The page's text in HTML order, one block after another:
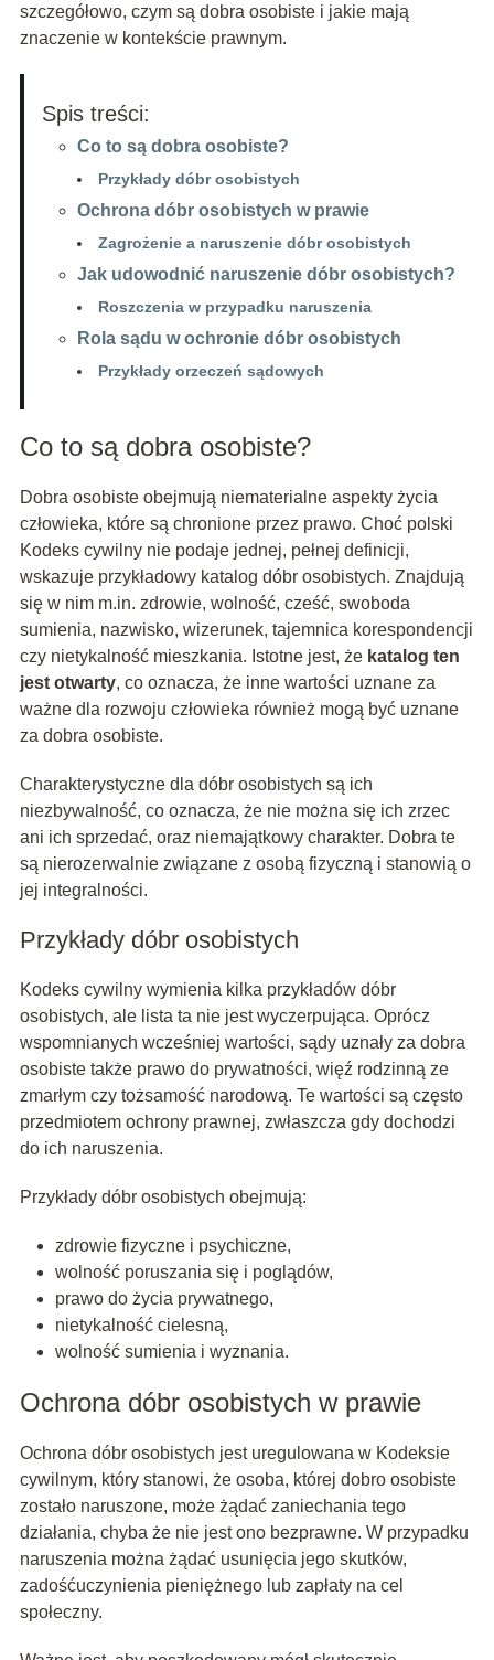
szczegółowo, czym są dobra osobiste i jakie mają
znaczenie w kontekście prawnym.
Spis treści:
Co to są dobra osobiste?
Przykłady dóbr osobistych
Ochrona dóbr osobistych w prawie
Zagrożenie a naruszenie dóbr osobistych
Jak udowodnić naruszenie dóbr osobistych?
Roszczenia w przypadku naruszenia
Rola sądu w ochronie dóbr osobistych
Przykłady orzeczeń sądowych
Co to są dobra osobiste?
Dobra osobiste obejmują niematerialne aspekty życia
człowieka, które są chronione przez prawo. Choć polski
Kodeks cywilny nie podaje jednej, pełnej definicji,
wskazuje przykładowy katalog dóbr osobistych. Znajdują
się w nim m.in. zdrowie, wolność, cześć, swoboda
sumienia, nazwisko, wizerunek, tajemnica korespondencji
czy nietykalność mieszkania. Istotne jest, że katalog ten
jest otwarty, co oznacza, że inne wartości uznane za
ważne dla rozwoju człowieka również mogą być uznane
za dobra osobiste.
Charakterystyczne dla dóbr osobistych są ich
niezbywalność, co oznacza, że nie można się ich zrzec
ani ich sprzedać, oraz niemajątkowy charakter. Dobra te
są nierozerwalnie związane z osobą fizyczną i stanowią o
jej integralności.
Przykłady dóbr osobistych
Kodeks cywilny wymienia kilka przykładów dóbr
osobistych, ale lista ta nie jest wyczerpująca. Oprócz
wspomnianych wcześniej wartości, sądy uznały za dobra
osobiste także prawo do prywatności, więź rodzinną ze
zmarłym czy tożsamość narodową. Te wartości są często
przedmiotem ochrony prawnej, zwłaszcza gdy dochodzi
do ich naruszenia.
Przykłady dóbr osobistych obejmują:
zdrowie fizyczne i psychiczne,
wolność poruszania się i poglądów,
prawo do życia prywatnego,
nietykalność cielesną,
wolność sumienia i wyznania.
Ochrona dóbr osobistych w prawie
Ochrona dóbr osobistych jest uregulowana w Kodeksie
cywilnym, który stanowi, że osoba, której dobro osobiste
zostało naruszone, może żądać zaniechania tego
działania, chyba że nie jest ono bezprawne. W przypadku
naruszenia można żądać usunięcia jego skutków,
zadośćuczynienia pieniężnego lub zapłaty na cel
społeczny.